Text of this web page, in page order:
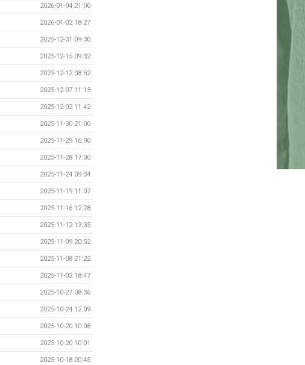
2026-01-04 21:00
2026-01-02 18:27
2025-12-31 09:30
2025-12-15 09:32
2025-12-12 08:52
2025-12-07 11:13
2025-12-02 11:42
2025-11-30 21:00
2025-11-29 16:00
2025-11-28 17:00
2025-11-24 09:34
2025-11-19 11:07
2025-11-16 12:28
2025-11-12 13:35
2025-11-09 20:52
2025-11-08 21:22
2025-11-02 18:47
2025-10-27 08:36
2025-10-24 12:09
2025-10-20 10:08
2025-10-20 10:01
2025-10-18 20:45